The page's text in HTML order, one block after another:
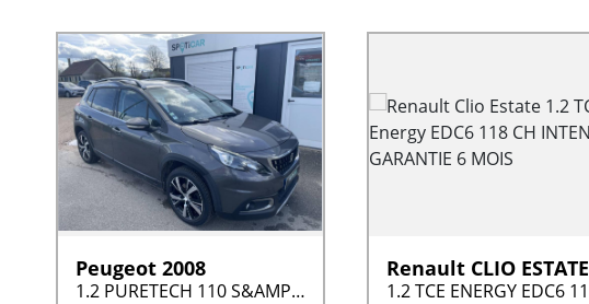
Peugeot 2008
1.2 PURETECH 110 S&AMP;S EAT6 ALLURE BUS.
Renault CLIO ESTATE